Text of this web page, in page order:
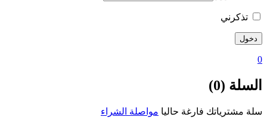
تذكرني
0
السلة (0)
سلة مشترياتك فارغة حاليا مواصلة الشراء